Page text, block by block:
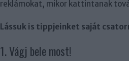
reklámokat, mikor kattintanak
Lássuk is tippjeinket saját
1. Vágj bele most!